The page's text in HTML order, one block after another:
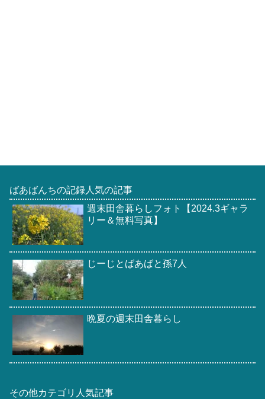
ばあばんちの記録人気の記事
週末田舎暮らしフォト【2024.3ギャラ
リー＆無料写真】
じーじとばあばと孫7人
晩夏の週末田舎暮らし
その他カテゴリ人気記事